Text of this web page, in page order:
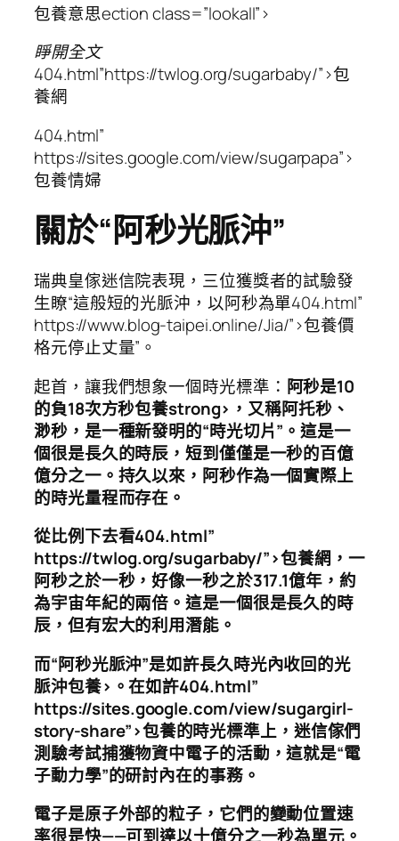
包養意思ection class=”lookall”>
睜開全文
404.html”https://twlog.org/sugarbaby/”>包
養網
404.html”
https://sites.google.com/view/sugarpapa”>
包養情婦
關於“阿秒光脈沖”
瑞典皇傢迷信院表現，三位獲獎者的試驗發
生瞭“這般短的光脈沖，以阿秒為單404.html”
https://www.blog-taipei.online/Jia/”>包養價
格元停止丈量”。
起首，讓我們想象一個時光標準： 阿秒是10
的負18次方秒包養strong>，又稱阿托秒、
渺秒，是一種新發明的“時光切片” 。這是一
個很是長久的時辰，短到僅僅是一秒的百億
億分之一。持久以來，阿秒作為一個實際上
的時光量程而存在。
從比例下去看404.html”
https://twlog.org/sugarbaby/”>包養網，一
阿秒之於一秒，好像一秒之於317.1億年，約
為宇宙年紀的兩倍。這是一個很是長久的時
辰，但有宏大的利用潛能。
而“阿秒光脈沖”是如許長久時光內收回的光
脈沖包養>。在如許404.html”
https://sites.google.com/view/sugargirl-
story-share”>包養的時光標準上，迷信傢們
測驗考試捕獲物資中電子的活動，這就是“電
子動力學”的研討內在的事務。
電子是原子外部的粒子，它們的變動位置速
率很是快——可到達以十億分之一秒為單元。